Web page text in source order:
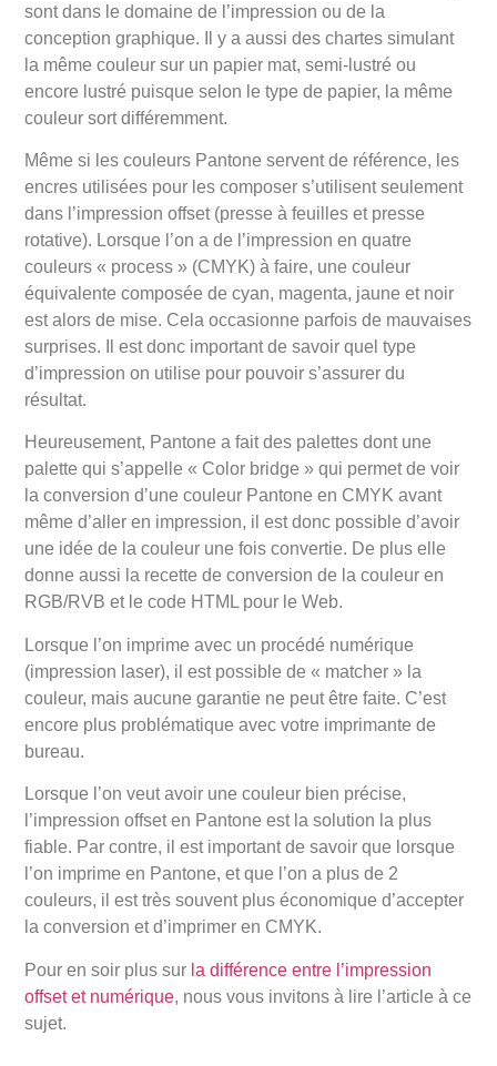
sont dans le domaine de l’impression ou de la
conception graphique. Il y a aussi des chartes simulant
la même couleur sur un papier mat, semi-lustré ou
encore lustré puisque selon le type de papier, la même
couleur sort différemment.
Même si les couleurs Pantone servent de référence, les
encres utilisées pour les composer s’utilisent seulement
dans l’impression offset (presse à feuilles et presse
rotative). Lorsque l’on a de l’impression en quatre
couleurs « process » (CMYK) à faire, une couleur
équivalente composée de cyan, magenta, jaune et noir
est alors de mise. Cela occasionne parfois de mauvaises
surprises. Il est donc important de savoir quel type
d’impression on utilise pour pouvoir s’assurer du
résultat.
Heureusement, Pantone a fait des palettes dont une
palette qui s’appelle « Color bridge » qui permet de voir
la conversion d’une couleur Pantone en CMYK avant
même d’aller en impression, il est donc possible d’avoir
une idée de la couleur une fois convertie. De plus elle
donne aussi la recette de conversion de la couleur en
RGB/RVB et le code HTML pour le Web.
Lorsque l’on imprime avec un procédé numérique
(impression laser), il est possible de « matcher » la
couleur, mais aucune garantie ne peut être faite. C’est
encore plus problématique avec votre imprimante de
bureau.
Lorsque l’on veut avoir une couleur bien précise,
l’impression offset en Pantone est la solution la plus
fiable. Par contre, il est important de savoir que lorsque
l’on imprime en Pantone, et que l’on a plus de 2
couleurs, il est très souvent plus économique d’accepter
la conversion et d’imprimer en CMYK.
Pour en soir plus sur la différence entre l’impression
offset et numérique, nous vous invitons à lire l’article à ce
sujet.